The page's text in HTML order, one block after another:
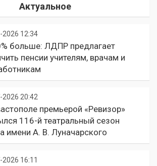
Актуальное
2026 12:34
больше: ЛДПР предлагает
пенсии учителям, врачам и
2026 20:42
премьерой «Ревизор»
116-й театральный сезон
имени А. В. Луначарского
16:11